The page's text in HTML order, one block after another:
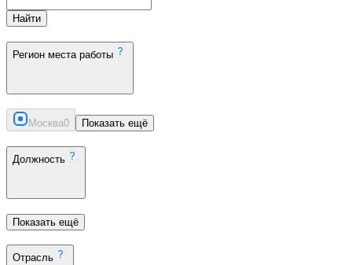
Найти
Регион места работы
Москва0 Показать ещё
Должность
Показать ещё
Отрасль